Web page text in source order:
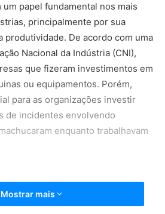
papel fundamental nos mais
principalmente por sua
produtividade. De acordo com uma
Nacional da Indústria (CNI),
que fizeram investimentos em
ou equipamentos. Porém,
para as organizações investir
de incidentes envolvendo
enquanto trabalhavam
de Segurança e Saúde no
Mostrar mais